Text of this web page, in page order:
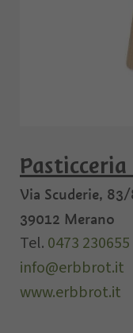
Via Scuderie,
39012 Merano
Tel. 0473 230655
info@erbbrot.it
www.erbbrot.it